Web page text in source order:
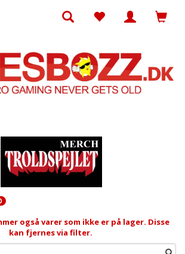
også varer som ikke er på lager. Disse
kan fjernes via filter.